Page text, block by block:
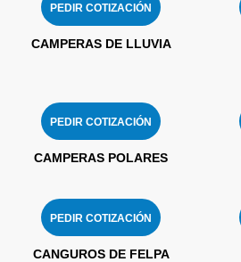
PEDIR COTIZACIÓN
CAMPERAS DE LLUVIA
PEDIR COTIZACIÓN
CAMPERAS POLARES
PEDIR COTIZACIÓN
CANGUROS DE FELPA